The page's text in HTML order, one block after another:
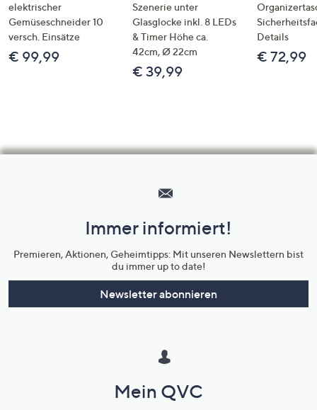
elektrischer
Gemüseschneider 10
versch. Einsätze
€ 99,99
Szenerie unter
Glasglocke inkl. 8 LEDs
& Timer Höhe ca.
42cm, Ø 22cm
€ 39,99
Details
€ 72,99
Unternehmensinformationen
Immer informiert!
Premieren, Aktionen, Geheimtipps: Mit unseren Newslettern bist
du immer up to date!
Newsletter abonnieren
Mein QVC